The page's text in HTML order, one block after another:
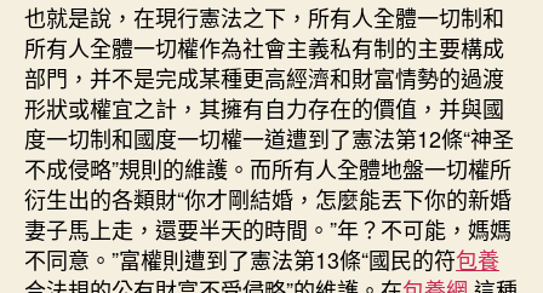
也就是說，在現行憲法之下，所有人全體一切制和
所有人全體一切權作為社會主義私有制的主要構成
部門，并不是完成某種更高經濟和財富情勢的過渡
形狀或權宜之計，其擁有自力存在的價值，并與國
度一切制和國度一切權一道遭到了憲法第12條“神圣
不成侵略”規則的維護。而所有人全體地盤一切權所
衍生出的各類財“你才剛結婚，怎麼能丟下你的新婚
妻子馬上走，還要半天的時間。”年？不可能，媽媽
不同意。”富權則遭到了憲法第13條“國民的符包養